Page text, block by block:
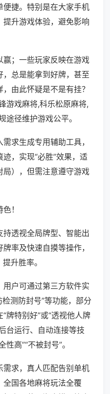
便捷。特别是在大家手机
升游戏体验，避免影响
；一些玩家反映在游戏
总是能拿到好牌，甚至
由此怀疑是不是有挂？
游戏麻将,科乐松原麻将,
途径维护游戏公平。
求生成专用辅助工具，
，实现“必胜”效果，适
局），但需注意遵守游戏
！
持透视全局牌型、智能出
率及快速自摸等操作，
升胜率。
户可通过第三方软件实
检测防封号”等功能，部分
牌特别好”或“透视他人牌
台运行、自动连接等技
高”“不被封号”。
求，真人匹配告别单机
国各地麻将玩法全覆